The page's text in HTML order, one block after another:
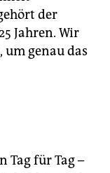
der
Jahren. Wir
genau das
Tag für Tag –